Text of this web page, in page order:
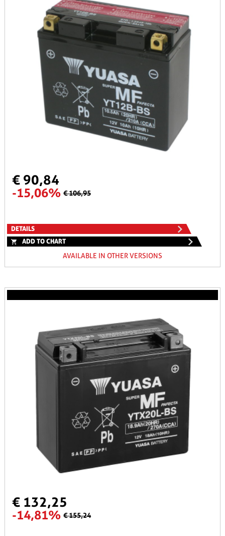
€ 90,84
-15,06% € 106,95
DETAILS
ADD TO CHART
AVAILABLE IN OTHER VERSIONS
€ 132,25
-14,81% € 155,24